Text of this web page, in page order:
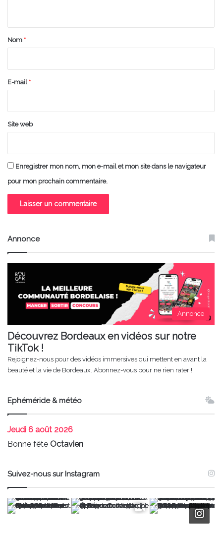
a
e
Nom *
E-mail *
Site web
Enregistrer mon nom, mon e-mail et mon site dans le navigateur
pour mon prochain commentaire.
Annonce
Annonce
Découvrez Bordeaux en vidéos sur notre
TikTok !
Rejoignez-nous pour des vidéos immersives qui mettent en avant la
beauté et la vie de Bordeaux. Abonnez-vous pour ne rien rater !
Ephéméride & météo
Jeudi 6 août 2026
Bonne fête Octavien
Suivez-nous sur Instagram